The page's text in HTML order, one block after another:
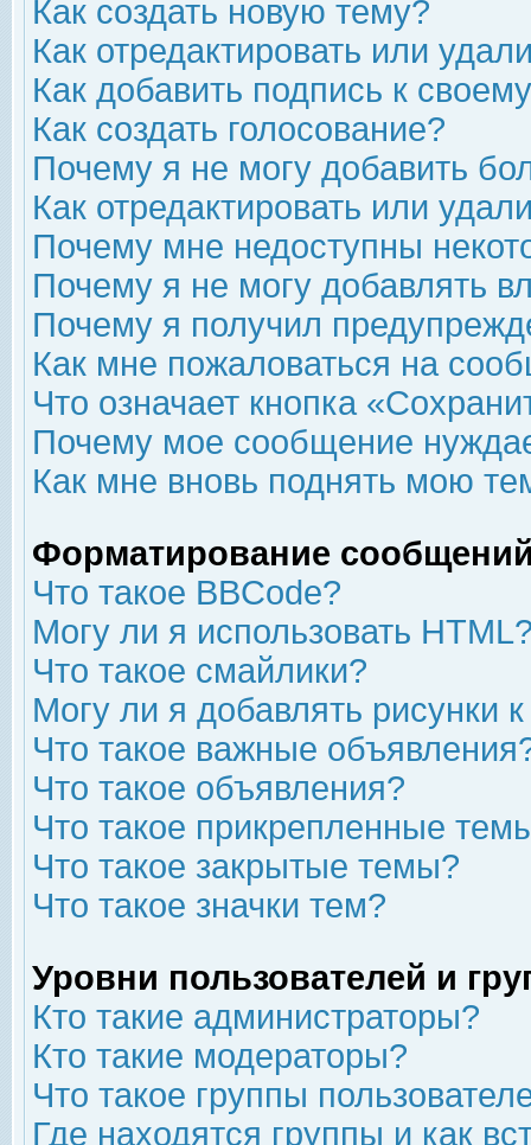
Как создать новую тему?
Как отредактировать или
Как добавить подпись к
Как создать голосование?
Почему я не могу добавить
Как отредактировать или
Почему мне недоступны
Почему я не могу добавлять
Почему я получил
Как мне пожаловаться на
Что означает кнопка
Почему мое сообщение
Как мне вновь поднять мою
Форматирование
Что такое BBCode?
Могу ли я использовать
Что такое смайлики?
Могу ли я добавлять рисунки
Что такое важные
Что такое объявления?
Что такое прикрепленные
Что такое закрытые темы?
Что такое значки тем?
Уровни пользователей и
Кто такие администраторы?
Кто такие модераторы?
Что такое группы
Где находятся группы и как